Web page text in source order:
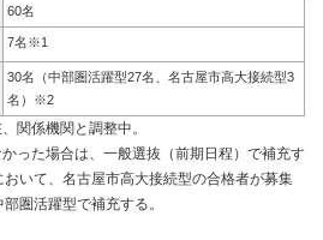
60名
7名※1
30名（中部圏活躍型27名、名古屋市高大接続型3
名）※2
関係機関と調整中。
った場合は、一般選抜（前期日程）で補充す
いて、名古屋市高大接続型の合格者が募集
圏活躍型で補充する。